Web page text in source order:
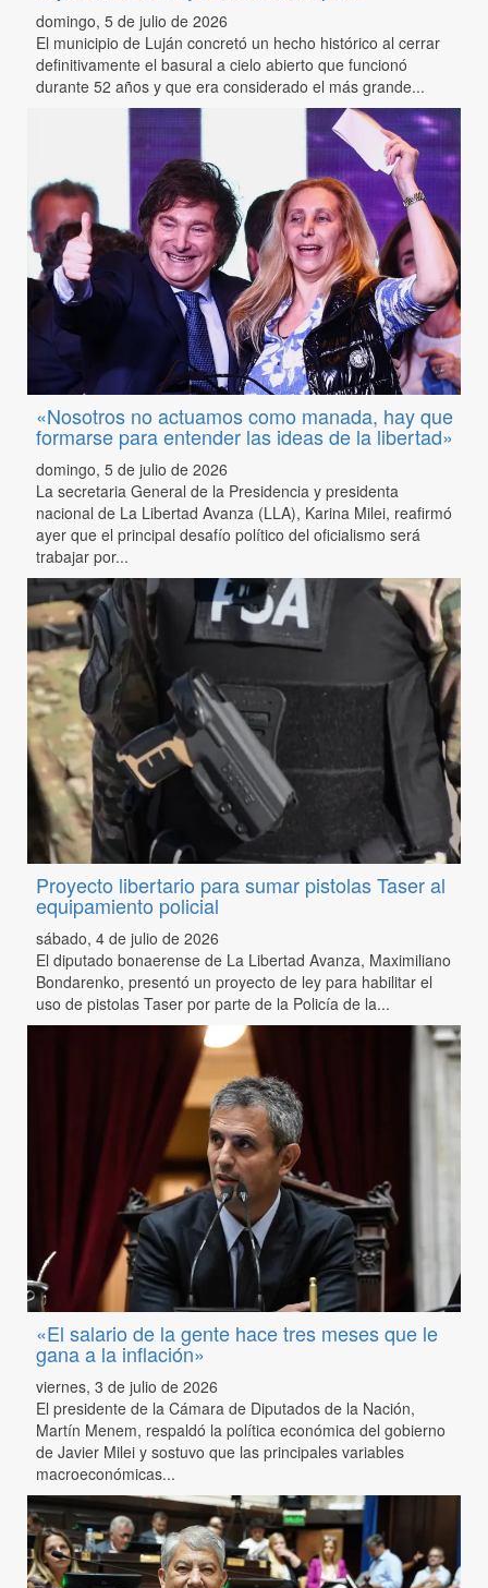
domingo, 5 de julio de 2026
El municipio de Luján concretó un hecho histórico al cerrar
definitivamente el basural a cielo abierto que funcionó
durante 52 años y que era considerado el más grande...
«Nosotros no actuamos como manada, hay que
formarse para entender las ideas de la libertad»
domingo, 5 de julio de 2026
La secretaria General de la Presidencia y presidenta
nacional de La Libertad Avanza (LLA), Karina Milei, reafirmó
ayer que el principal desafío político del oficialismo será
trabajar por...
Proyecto libertario para sumar pistolas Taser al
equipamiento policial
sábado, 4 de julio de 2026
El diputado bonaerense de La Libertad Avanza, Maximiliano
Bondarenko, presentó un proyecto de ley para habilitar el
uso de pistolas Taser por parte de la Policía de la...
«El salario de la gente hace tres meses que le
gana a la inflación»
viernes, 3 de julio de 2026
El presidente de la Cámara de Diputados de la Nación,
Martín Menem, respaldó la política económica del gobierno
de Javier Milei y sostuvo que las principales variables
macroeconómicas...